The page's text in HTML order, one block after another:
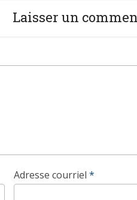
Laisser un
Adresse courriel *